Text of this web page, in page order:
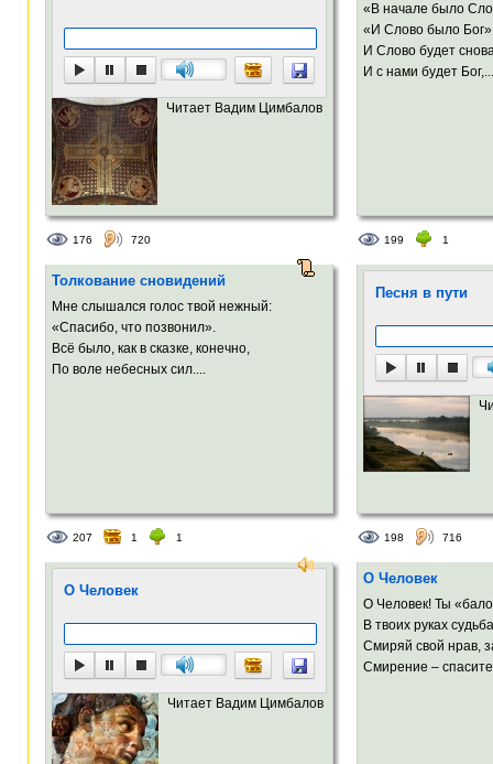
Читает Вадим Цимбалов
176 720
«В начале было
«И Слово было
И Слово будет
И с нами будет Бог,...
199 1
Толкование сновидений
Мне слышался голос твой нежный:
«Спасибо, что позвонил».
Всё было, как в сказке, конечно,
По воле небесных сил....
207 1 1
Песня в пути
198 716
О Человек
Читает Вадим Цимбалов
О Человек
О Человек! Ты
В твоих руках
Смиряй свой нрав,
Смирение –